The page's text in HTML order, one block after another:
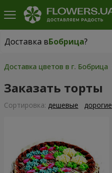
Доставка вБобрица?
Доставка вБобрица|
Доставка цветов в г. Бобрица
Заказать торты
Cортировка: дешевые дорогие